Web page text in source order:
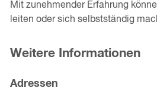
Mit zunehmender Erfahrung
leiten oder sich selbstständig
Weitere Informationen
Adressen